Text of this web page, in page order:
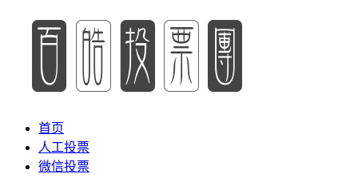
首页
人工投票
微信投票